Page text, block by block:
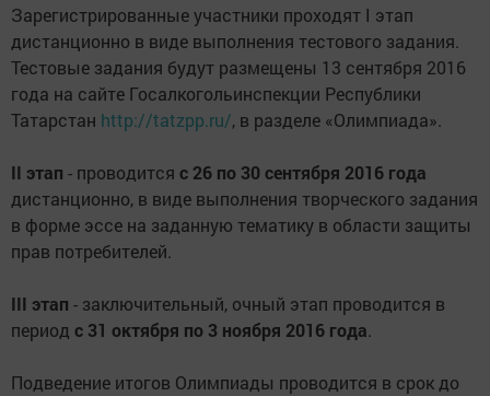
Зарегистрированные участники проходят I этап
дистанционно в виде выполнения тестового задания.
Тестовые задания будут размещены 13 сентября 2016
года на сайте Госалкогольинспекции Республики
Татарстан http://tatzpp.ru/, в разделе «Олимпиада».
II этап - проводится с 26 по 30 сентября 2016 года
дистанционно, в виде выполнения творческого задания
в форме эссе на заданную тематику в области защиты
прав потребителей.
III этап - заключительный, очный этап проводится в
период с 31 октября по 3 ноября 2016 года.
Подведение итогов Олимпиады проводится в срок до